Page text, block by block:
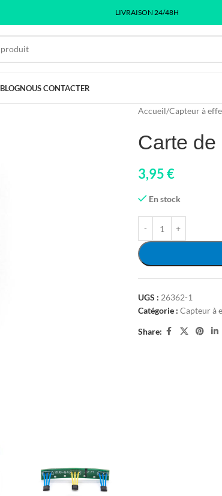
LIVRAISON 24/48H
BLOGNOUS CONTACTER
Accueil/Capteur à
Carte de
3,95€
En stock
UGS : 26362-1
Catégorie : Capteur à
Share: